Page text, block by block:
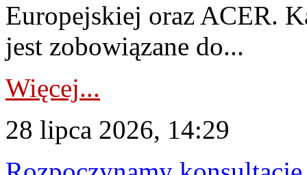
Europejskiej oraz ACER.
jest zobowiązane do...
Więcej...
28 lipca 2026, 14:29